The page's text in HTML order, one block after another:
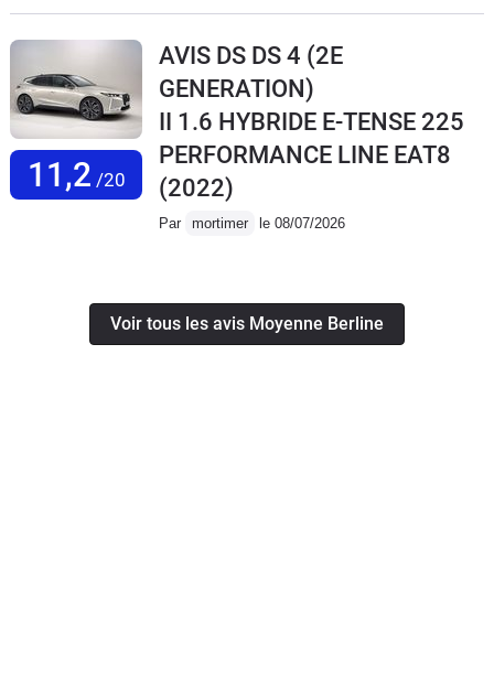
11,2 /20
AVIS DS DS 4 (2E
GENERATION)
II 1.6 HYBRIDE E-TENSE 225
PERFORMANCE LINE EAT8
(2022)
Par mortimer le 08/07/2026
Voir tous les avis Moyenne Berline